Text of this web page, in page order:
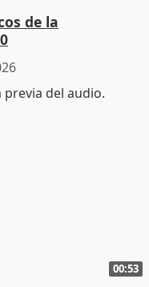
de la
00:53